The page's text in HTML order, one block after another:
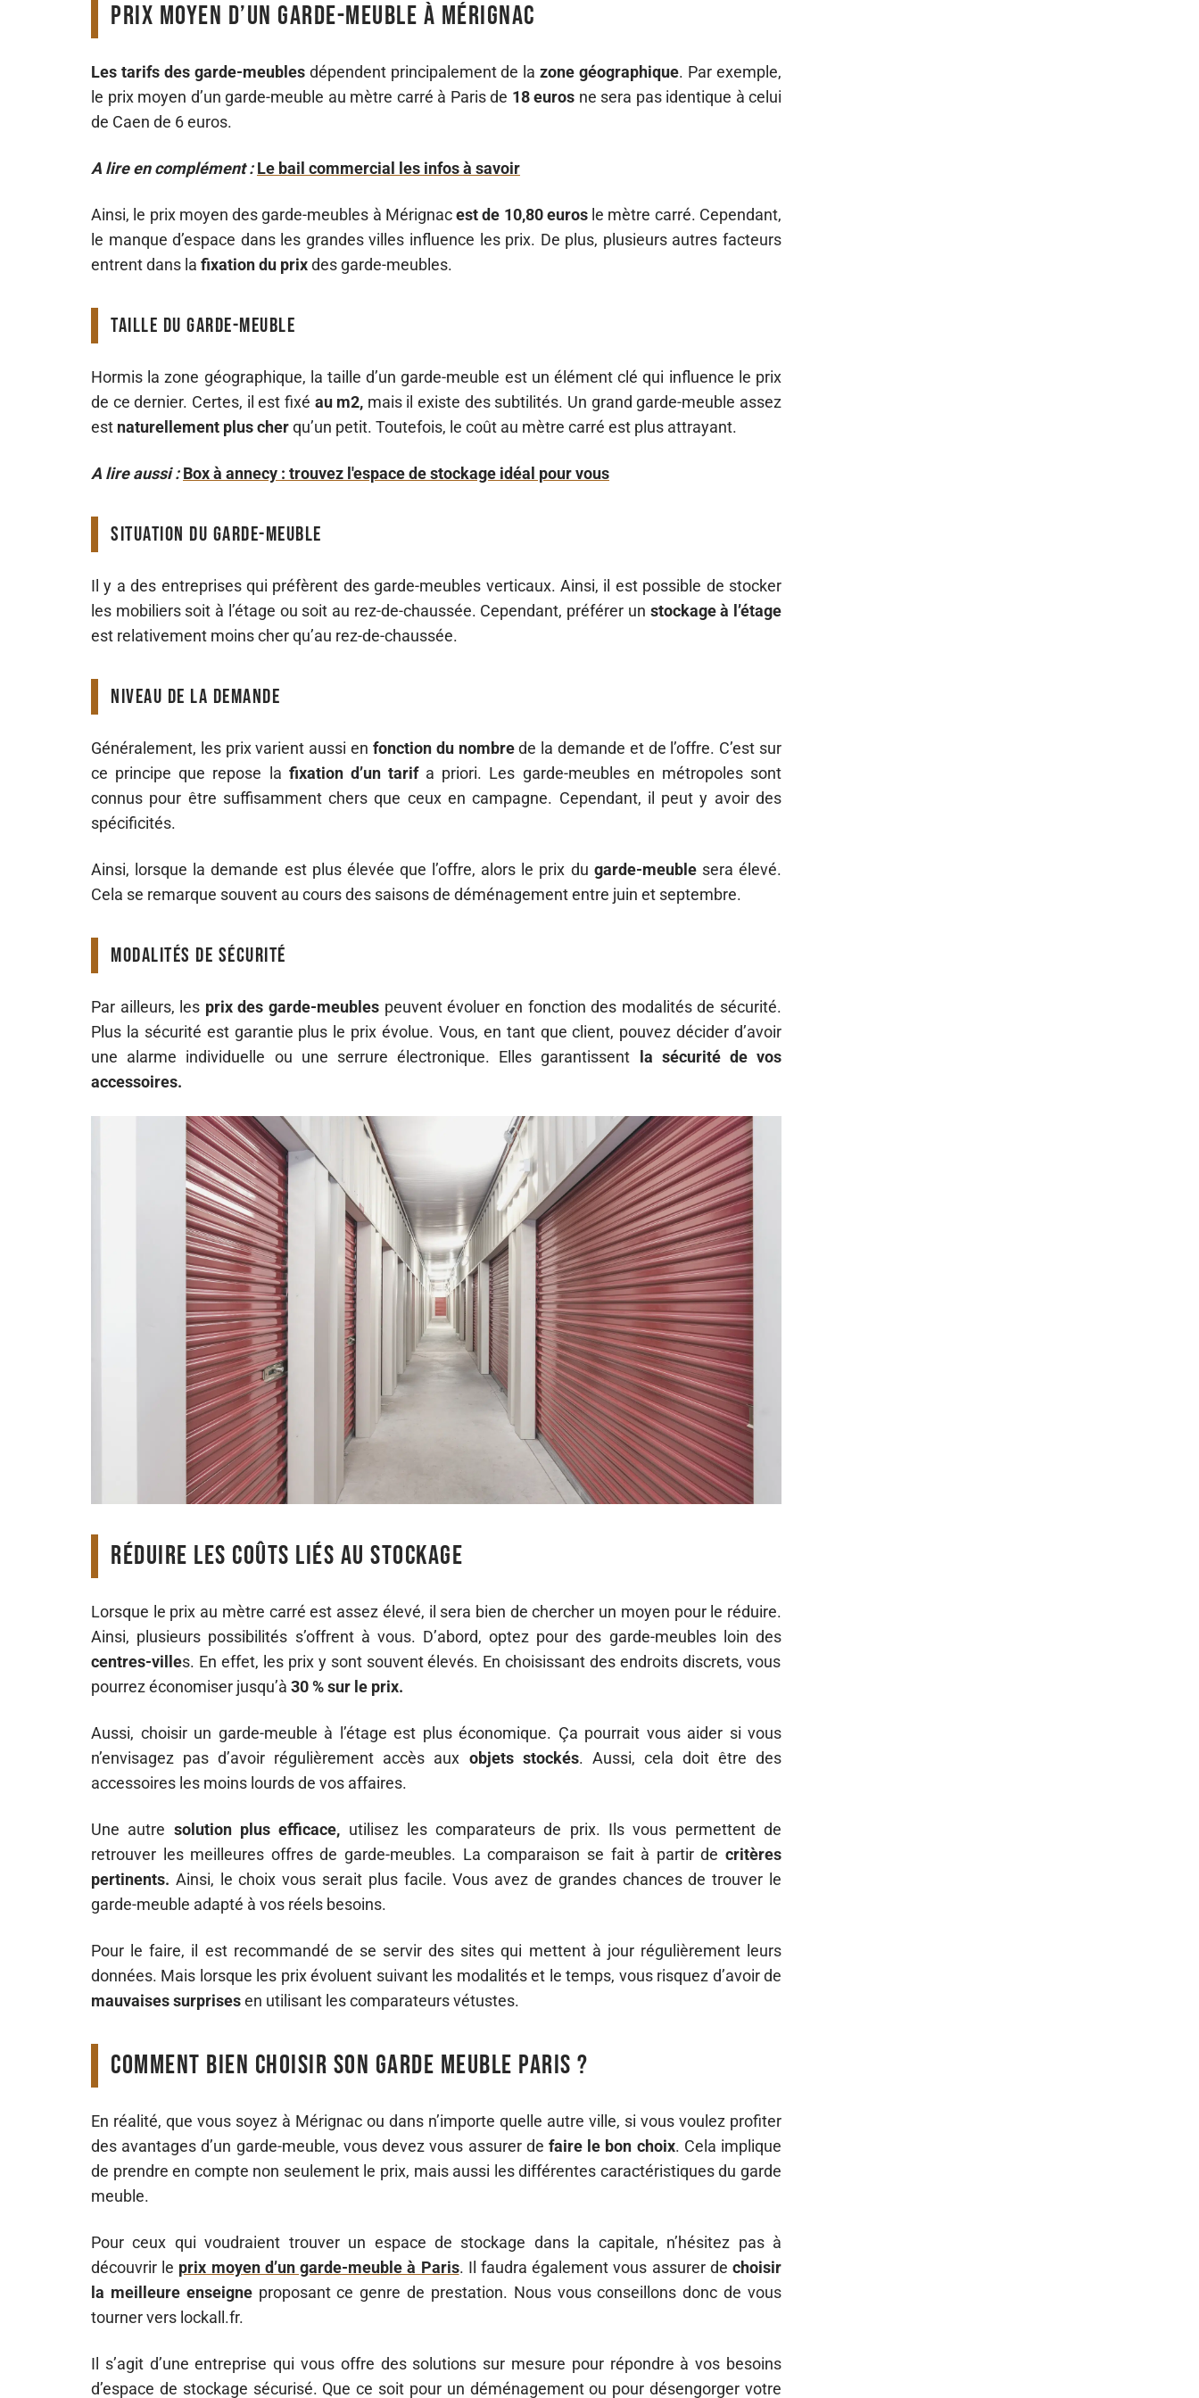
Prix moyen d’un Garde-meuble à Mérignac
Les tarifs des garde-meublesdépendent principalement de lazone géographique. Par exemple,
le prix moyen d’un garde-meuble au mètre carré à Paris de 18 euros ne sera pas identique à celui
de Caen de 6 euros.
A lire en complément : Le bail commercial les infos à savoir
Ainsi, le prix moyen des garde-meubles à Mérignacest de 10,80 euros le mètre carré. Cependant,
le manque d’espace dans les grandes villes influence les prix. De plus, plusieurs autres facteurs
entrent dans la fixation du prixdes garde-meubles.
Taille du Garde-Meuble
Hormis la zone géographique, la taille d’un garde-meuble est un élément clé qui influence le prix
de ce dernier. Certes, il est fixé au m2, mais il existe des subtilités. Un grand garde-meuble assez
est naturellement plus cherqu’un petit. Toutefois, le coût au mètre carré est plus attrayant.
A lire aussi : Box à annecy : trouvez l'espace de stockage idéal pour vous
Situation du Garde-meuble
Il y a des entreprises qui préfèrent des garde-meubles verticaux. Ainsi, il est possible de stocker
les mobiliers soit à l’étage ou soit au rez-de-chaussée. Cependant, préférer un stockage à l’étage
est relativement moins cher qu’au rez-de-chaussée.
Niveau de la demande
Généralement, les prix varient aussi en fonction du nombrede la demande et de l’offre. C’est sur
ce principe que repose la fixation d’un tarif a priori. Les garde-meubles en métropoles sont
connus pour être suffisamment chers que ceux en campagne. Cependant, il peut y avoir des
spécificités.
Ainsi, lorsque la demande est plus élevée que l’offre, alors le prix du garde-meuble sera élevé.
Cela se remarque souvent au cours des saisons de déménagement entre juin et septembre.
Modalités de Sécurité
Par ailleurs, les prix des garde-meubles peuvent évoluer en fonction des modalités de sécurité.
Plus la sécurité est garantie plus le prix évolue. Vous, en tant que client, pouvez décider d’avoir
une alarme individuelle ou une serrure électronique. Elles garantissent
la sécurité de vos
accessoires.
Réduire les coûts liés au stockage
Lorsque le prix au mètre carré est assez élevé, il sera bien de chercher un moyen pour le réduire.
Ainsi, plusieurs possibilités s’offrent à vous. D’abord, optez pour des garde-meubles loin des
centres-villes. En effet, les prix y sont souvent élevés. En choisissant des endroits discrets, vous
pourrez économiser jusqu’à 30 % sur le prix.
Aussi, choisir un garde-meuble à l’étage est plus économique. Ça pourrait vous aider si vous
n’envisagez pas d’avoir régulièrement accès aux objets stockés. Aussi, cela doit être des
accessoires les moins lourds de vos affaires.
Une autre solution plus efficace, utilisez les comparateurs de prix. Ils vous permettent de
retrouver les meilleures offres de garde-meubles. La comparaison se fait à partir de critères
pertinents. Ainsi, le choix vous serait plus facile. Vous avez de grandes chances de trouver le
garde-meuble adapté à vos réels besoins.
Pour le faire, il est recommandé de se servir des sites qui mettent à jour régulièrement leurs
données. Mais lorsque les prix évoluent suivant les modalités et le temps, vous risquez d’avoir de
mauvaises surprisesen utilisant les comparateurs vétustes.
Comment bien choisir son garde meuble Paris ?
En réalité, que vous soyez à Mérignac ou dans n’importe quelle autre ville, si vous voulez profiter
des avantages d’un garde-meuble, vous devez vous assurer de faire le bon choix. Cela implique
de prendre en compte non seulement le prix, mais aussi les différentes caractéristiques du garde
meuble.
Pour ceux qui voudraient trouver un espace de stockage dans la capitale, n’hésitez pas à
découvrir le prix moyen d’un garde-meuble à Paris. Il faudra également vous assurer dechoisir
la meilleure enseigneproposant ce genre de prestation. Nous vous conseillons donc de vous
tourner vers lockall.fr.
Il s’agit d’une entreprise qui vous offre des solutions sur mesure pour répondre à vos besoins
d’espace de stockage sécurisé. Que ce soit pour un déménagement ou pour désengorger votre